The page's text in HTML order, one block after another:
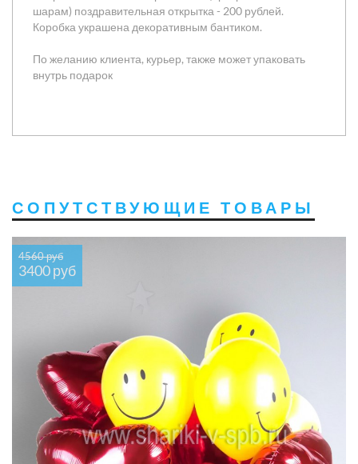
шарам) поздравительная открытка - 200 рублей.
Коробка украшена декоративным бантиком.
По желанию клиента, курьер, также может упаковать
внутрь подарок
СОПУТСТВУЮЩИЕ ТОВАРЫ
4560 руб
3400 руб